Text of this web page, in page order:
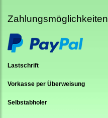
Zahlungsmöglichkeiten
Lastschrift
Vorkasse per Überweisung
Selbstabholer